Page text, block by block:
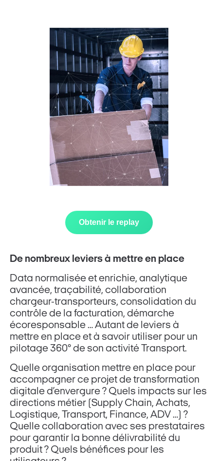
Obtenir le replay
De nombreux leviers à mettre en place
Data normalisée et enrichie, analytique
avancée, traçabilité, collaboration
chargeur-transporteurs, consolidation du
contrôle de la facturation, démarche
écoresponsable … Autant de leviers à
mettre en place et à savoir utiliser pour un
pilotage 360° de son activité Transport.
Quelle organisation mettre en place pour
accompagner ce projet de transformation
digitale d’envergure ? Quels impacts sur les
directions métier (Supply Chain, Achats,
Logistique, Transport, Finance, ADV …) ?
Quelle collaboration avec ses prestataires
pour garantir la bonne délivrabilité du
produit ? Quels bénéfices pour les